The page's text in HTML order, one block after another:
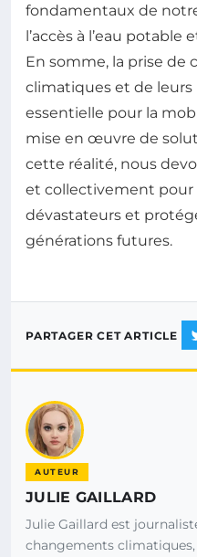
fondamentaux de
l’accès à l’eau
En somme, la prise de
climatiques et de
essentielle pour la
mise en œuvre de
cette réalité, nous
et collectivement pour
dévastateurs et
générations futures.
PARTAGER CET ARTICLE
AUTEUR
JULIE GAILLARD
Julie Gaillard est
changements